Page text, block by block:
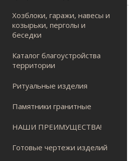
Хозблоки, гаражи, навесы и
козырьки, перголы и
беседки
Каталог благоустройства
территории
Ритуальные изделия
Памятники гранитные
НАШИ ПРЕИМУЩЕСТВА!
Готовые чертежи изделий